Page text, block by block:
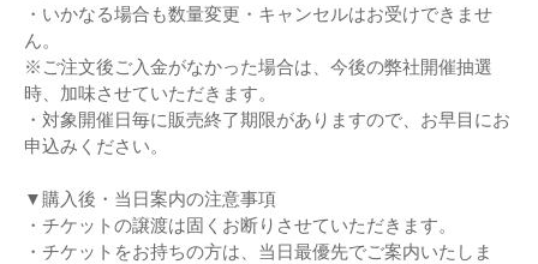
・いかなる場合も数量変更・キャンセルはお受けできませ
ん。
※ご注文後ご入金がなかった場合は、今後の弊社開催抽選
時、加味させていただきます。
・対象開催日毎に販売終了期限がありますので、お早目にお
申込みください。
▼購入後・当日案内の注意事項
・チケットの譲渡は固くお断りさせていただきます。
・チケットをお持ちの方は、当日最優先でご案内いたしま